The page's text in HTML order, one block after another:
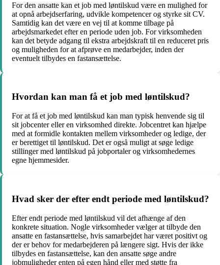
For den ansatte kan et job med løntilskud være en mulighed for
at opnå arbejdserfaring, udvikle kompetencer og styrke sit CV.
Samtidig kan det være en vej til at komme tilbage på
arbejdsmarkedet efter en periode uden job. For virksomheden
kan det betyde adgang til ekstra arbejdskraft til en reduceret pris
og muligheden for at afprøve en medarbejder, inden der
eventuelt tilbydes en fastansættelse.
Hvordan kan man få et job med løntilskud?
For at få et job med løntilskud kan man typisk henvende sig til
sit jobcenter eller en virksomhed direkte. Jobcentret kan hjælpe
med at formidle kontakten mellem virksomheder og ledige, der
er berettiget til løntilskud. Det er også muligt at søge ledige
stillinger med løntilskud på jobportaler og virksomhedernes
egne hjemmesider.
Hvad sker der efter endt periode med løntilskud?
Efter endt periode med løntilskud vil det afhænge af den
konkrete situation. Nogle virksomheder vælger at tilbyde den
ansatte en fastansættelse, hvis samarbejdet har været positivt og
der er behov for medarbejderen på længere sigt. Hvis der ikke
tilbydes en fastansættelse, kan den ansatte søge andre
jobmuligheder enten på egen hånd eller med støtte fra